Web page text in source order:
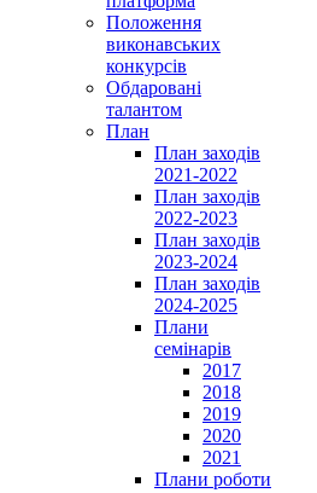
Положення
виконавських
конкурсів
Обдаровані
талантом
План
План заходів
2021-2022
План заходів
2022-2023
План заходів
2023-2024
План заходів
2024-2025
Плани
семінарів
2017
2018
2019
2020
2021
Плани роботи